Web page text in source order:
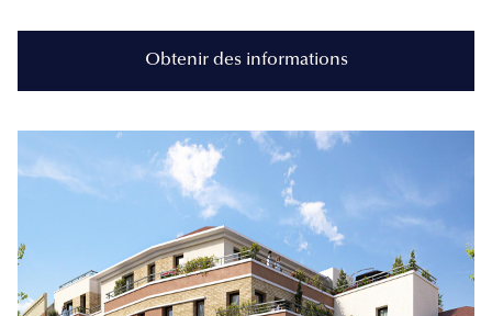
Obtenir des informations